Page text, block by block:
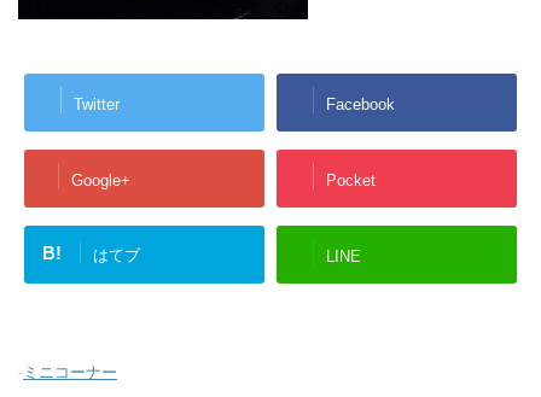
Twitter Facebook
Google+ Pocket
B! はてブ LINE
- ミニコーナー